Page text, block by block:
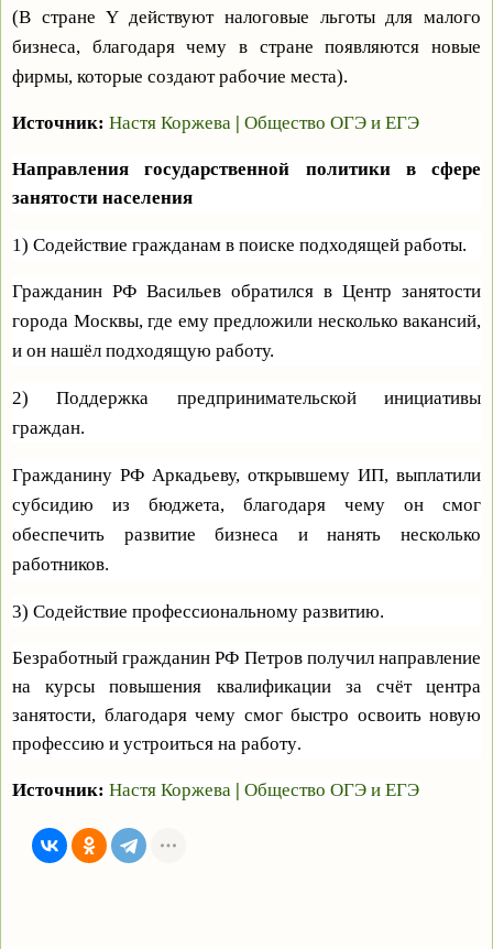
(В стране Y действуют налоговые льготы для малого
бизнеса, благодаря чему в стране появляются новые
фирмы, которые создают рабочие места).
Источник: Настя Коржева | Общество ОГЭ и ЕГЭ
Направления государственной политики в сфере
занятости населения
1) Содействие гражданам в поиске подходящей работы.
Гражданин РФ Васильев обратился в Центр занятости
города Москвы, где ему предложили несколько вакансий,
и он нашёл подходящую работу.
2) Поддержка предпринимательской инициативы
граждан.
Гражданину РФ Аркадьеву, открывшему ИП, выплатили
субсидию из бюджета, благодаря чему он смог
обеспечить развитие бизнеса и нанять несколько
работников.
3) Содействие профессиональному развитию.
Безработный гражданин РФ Петров получил направление
на курсы повышения квалификации за счёт центра
занятости, благодаря чему смог быстро освоить новую
профессию и устроиться на работу.
Источник: Настя Коржева | Общество ОГЭ и ЕГЭ